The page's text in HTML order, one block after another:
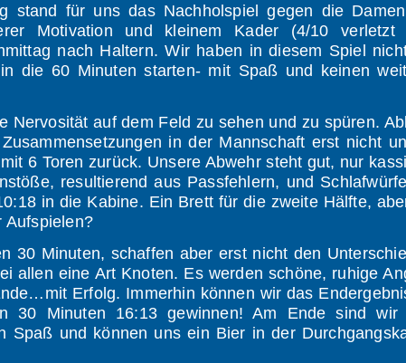
stand für uns das Nachholspiel gegen die
Motivation und kleinem Kader (4/10 verletzt
nach Haltern. Wir haben in diesem Spiel
die 60 Minuten starten- mit Spaß und keinen
Nervosität auf dem Feld zu sehen und zu spüren.
in der Mannschaft erst nicht
6 Toren zurück. Unsere Abwehr steht gut, nur
resultierend aus Passfehlern, und
in die Kabine. Ein Brett für die zweite Hälfte,
Aufspielen?
30 Minuten, schaffen aber erst nicht den
allen eine Art Knoten. Es werden schöne, ruhige
Erfolg. Immerhin können wir das
30 Minuten 16:13 gewinnen! Am Ende sind wir
Spaß und können uns ein Bier in der